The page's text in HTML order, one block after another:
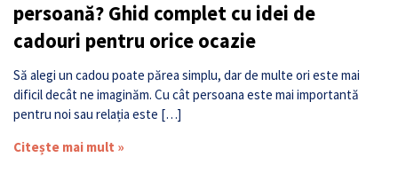
persoană? Ghid complet cu idei de
cadouri pentru orice ocazie
Să alegi un cadou poate părea simplu, dar de multe ori este mai
dificil decât ne imaginăm. Cu cât persoana este mai importantă
pentru noi sau relația este […]
Citește mai mult »